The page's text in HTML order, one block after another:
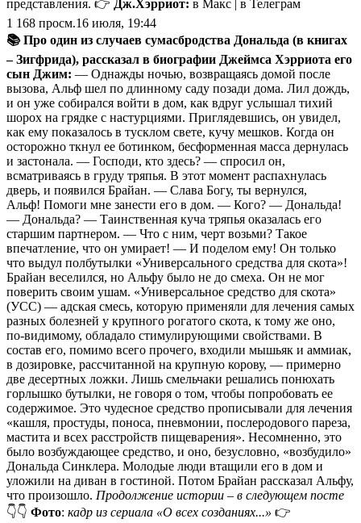
представления. 👉 Дж.Хэрриот: в Макс | в Телеграм
1 168 просм.16 июля, 19:44
📚 Про один из случаев сумасбродства Дональда (в книгах
– Зигфрида), рассказал в биографии Джеймса Хэрриота его
сын Джим: — Однажды ночью, возвращаясь домой после
вызова, Альф шел по длинному саду позади дома. Лил дождь,
и он уже собирался войти в дом, как вдруг услышал тихий
шорох на грядке с настурциями. Приглядевшись, он увидел,
как ему показалось в тусклом свете, кучу мешков. Когда он
осторожно ткнул ее ботинком, бесформенная масса дернулась
и застонала. — Господи, кто здесь? — спросил он,
всматриваясь в груду тряпья. В этот момент распахнулась
дверь, и появился Брайан. — Слава Богу, ты вернулся,
Альф! Помоги мне занести его в дом. — Кого? — Дональда!
— Дональда? — Таинственная куча тряпья оказалась его
старшим партнером. — Что с ним, черт возьми? Такое
впечатление, что он умирает! — И поделом ему! Он только
что выдул полбутылки «Универсального средства для скота»!
Брайан веселился, но Альфу было не до смеха. Он не мог
поверить своим ушам. «Универсальное средство для скота»
(УСС) — адская смесь, которую применяли для лечения самых
разных болезней у крупного рогатого скота, к тому же оно,
по-видимому, обладало стимулирующими свойствами. В
состав его, помимо всего прочего, входили мышьяк и аммиак,
в дозировке, рассчитанной на крупную корову, — примерно
две десертных ложки. Лишь смельчаки решались понюхать
горлышко бутылки, не говоря о том, чтобы попробовать ее
содержимое. Это чудесное средство прописывали для лечения
«кашля, простуды, поноса, пневмонии, послеродового пареза,
мастита и всех расстройств пищеварения». Несомненно, это
было возбуждающее средство, и оно, безусловно, «возбудило»
Дональда Синклера. Молодые люди втащили его в дом и
уложили на диван в гостиной. Потом Брайан рассказал Альфу,
что произошло. Продолжение истории – в следующем посте
👇👇 Фото: кадр из сериала «О всех созданиях...» 👉